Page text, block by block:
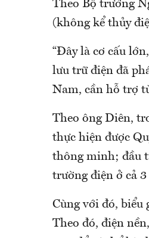
Theo Bộ trưởng
(không kể thủy
“Đây là cơ cấu
lưu trữ điện đã
Nam, cần hỗ trợ
Theo ông Diên,
thực hiện được
thông minh; đầu
trường điện ở cả
Cùng với đó, biểu
Theo đó, điện